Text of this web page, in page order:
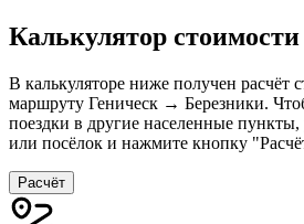
Калькулятор
В калькуляторе ниже получен расчёт
маршруту Геническ → Березники.
поездки в другие населенные
или посёлок и нажмите кнопку
Расчёт